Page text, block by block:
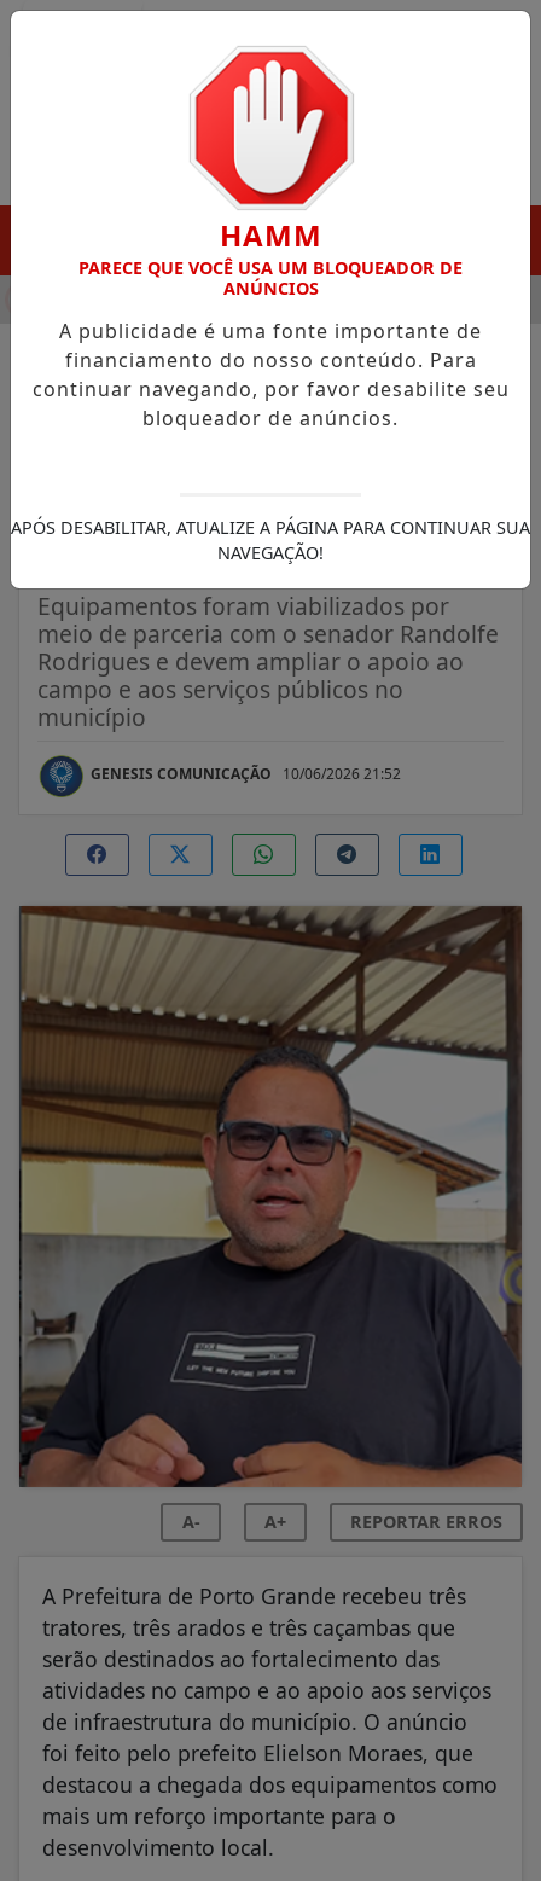
EM PORTO GRANDE COM ATUAÇÃO VOLTADA AO
NOTÍCIAS/PORTO GRANDE
Porto Grande recebe tratores,
fortalecer agricultura e
infraestrutura
Equipamentos foram viabilizados por
meio de parceria com o senador Randolfe
Rodrigues e devem ampliar o apoio ao
campo e aos serviços públicos no
município
GENESIS COMUNICAÇÃO 10/06/2026 21:52
A- A+ REPORTAR ERROS
A Prefeitura de Porto Grande recebeu três
tratores, três arados e três caçambas que
serão destinados ao fortalecimento das
atividades no campo e ao apoio aos serviços
de infraestrutura do município. O anúncio
foi feito pelo prefeito Elielson Moraes, que
destacou a chegada dos equipamentos como
mais um reforço importante para o
desenvolvimento local.
HAMM
PARECE QUE VOCÊ USA UM BLOQUEADOR DE
ANÚNCIOS
A publicidade é uma fonte importante de
financiamento do nosso conteúdo. Para
continuar navegando, por favor desabilite seu
bloqueador de anúncios.
APÓS DESABILITAR, ATUALIZE A PÁGINA PARA CONTINUAR SUA
NAVEGAÇÃO!